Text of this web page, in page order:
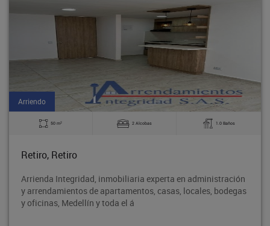
Arriendo
50 m2 2 Alcobas 1.0 Baños
Retiro, Retiro
Arrienda Integridad, inmobiliaria experta en administración
y arrendamientos de apartamentos, casas, locales, bodegas
y oficinas, Medellín y toda el á